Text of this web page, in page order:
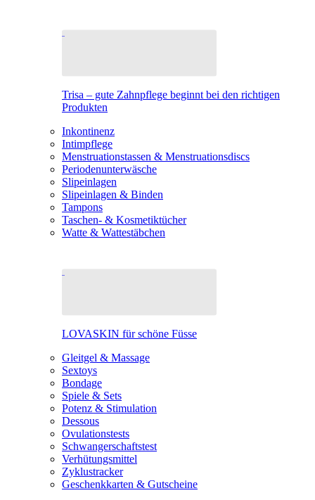
Trisa – gute Zahnpflege beginnt bei den richtigen
Produkten
Inkontinenz
Intimpflege
Menstruationstassen & Menstruationsdiscs
Periodenunterwäsche
Slipeinlagen
Slipeinlagen & Binden
Tampons
Taschen- & Kosmetiktücher
Watte & Wattestäbchen
LOVASKIN für schöne Füsse
Gleitgel & Massage
Sextoys
Bondage
Spiele & Sets
Potenz & Stimulation
Dessous
Ovulationstests
Schwangerschaftstest
Verhütungsmittel
Zyklustracker
Geschenkkarten & Gutscheine